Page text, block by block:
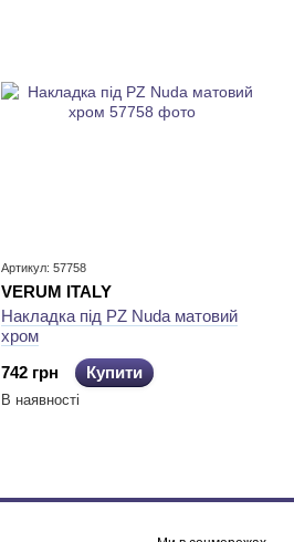
Артикул: 57758
VERUM ITALY
Накладка під PZ Nuda матовий
хром
742 грн
Купити
В наявності